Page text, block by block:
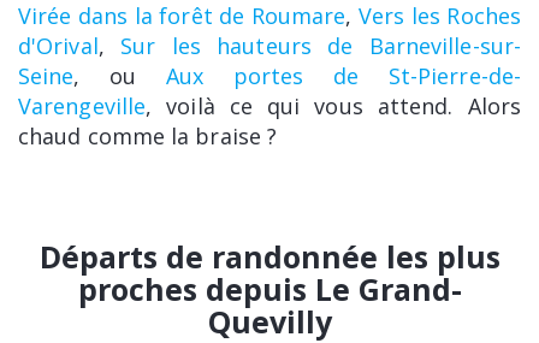
Virée dans la forêt de Roumare, Vers les Roches
d'Orival, Sur les hauteurs de Barneville-sur-
Seine, ou Aux portes de St-Pierre-de-
Varengeville, voilà ce qui vous attend. Alors
chaud comme la braise ?
Départs de randonnée les plus
proches depuis Le Grand-
Quevilly